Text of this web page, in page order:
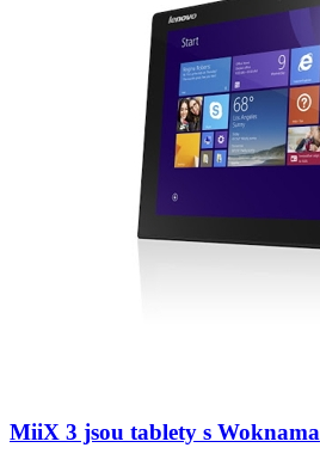
MiiX 3 jsou tablety s Woknama